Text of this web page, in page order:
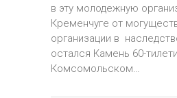
в эту молодежную
Кременчуге от
организации в
остался Камень 60-
Комсомольском…